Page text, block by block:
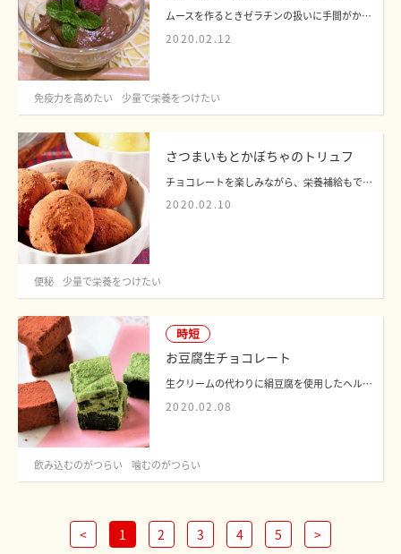
ムースを作るときゼラチンの扱いに手間がかかるイメージですが、ゼラチンを使わず簡単...
2020.02.12
免疫力を高めたい 少量で栄養をつけたい
さつまいもとかぼちゃのトリュフ
チョコレートを楽しみながら、栄養補給もできるスイーツを考案しました。チョコレート...
2020.02.10
便秘 少量で栄養をつけたい
時短
お豆腐生チョコレート
生クリームの代わりに絹豆腐を使用したヘルシーな生チョコレートです。生チョコレート...
2020.02.08
飲み込むのがつらい 噛むのがつらい
< 1 2 3 4 5 >